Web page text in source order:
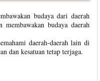
budaya dari daerah
budaya daerah
daerah-daerah lain di
dan kesatuan tetap terjaga.